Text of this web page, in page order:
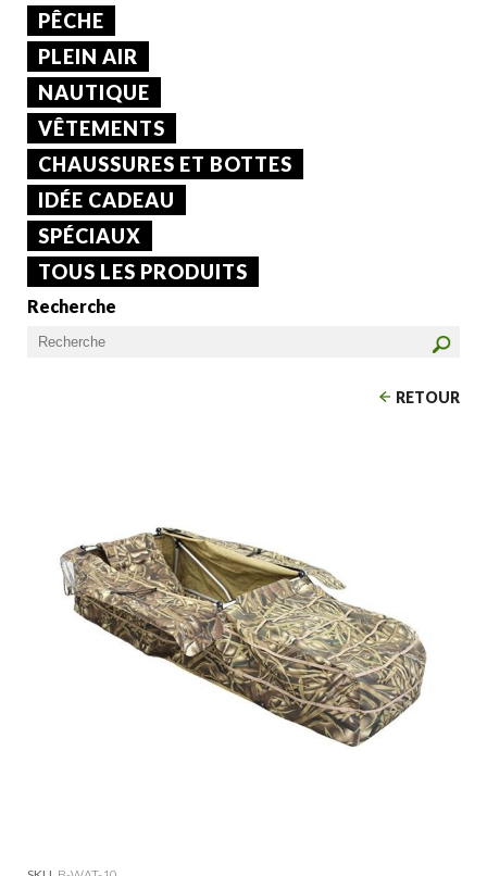
PÊCHE
PLEIN AIR
NAUTIQUE
VÊTEMENTS
CHAUSSURES ET BOTTES
IDÉE CADEAU
SPÉCIAUX
TOUS LES PRODUITS
Recherche
RETOUR